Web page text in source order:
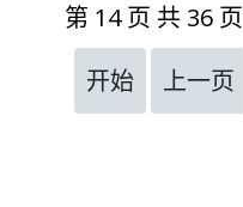
第 14 页 共 36 页
开始
上一页